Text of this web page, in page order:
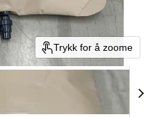
Trykk for å zoome